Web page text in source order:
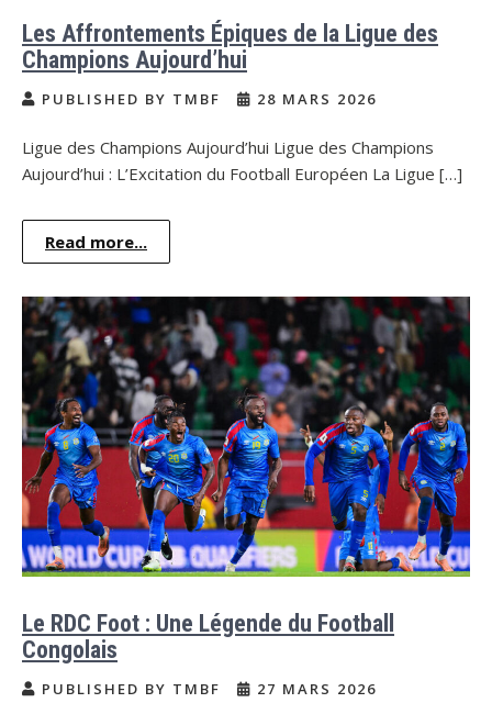
Les Affrontements Épiques de la Ligue des
Champions Aujourd’hui
PUBLISHED BY TMBF 28 MARS 2026
Ligue des Champions Aujourd’hui Ligue des Champions
Aujourd’hui : L’Excitation du Football Européen La Ligue […]
Read more...
Le RDC Foot : Une Légende du Football
Congolais
PUBLISHED BY TMBF 27 MARS 2026